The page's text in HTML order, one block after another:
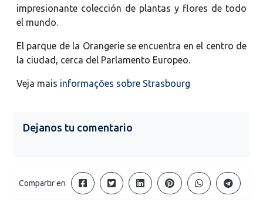
impresionante colección de plantas y flores de todo
el mundo.
El parque de la Orangerie se encuentra en el centro de
la ciudad, cerca del Parlamento Europeo.
Veja mais informações sobre Strasbourg
Dejanos tu comentario
Compartir en